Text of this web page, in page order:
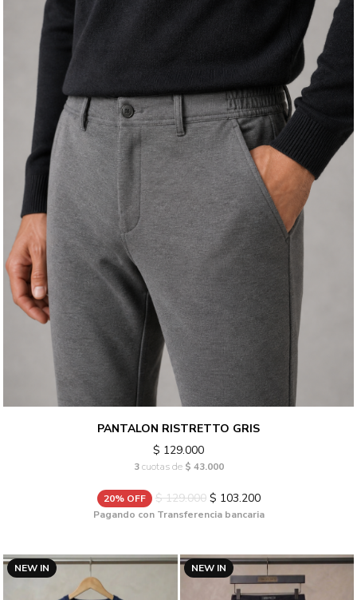
PANTALON RISTRETTO GRIS
$ 129.000
3cuotas de $ 43.000
20% OFF $ 129.000$ 103.200
Pagando con Transferencia bancaria
NEW IN NEW IN